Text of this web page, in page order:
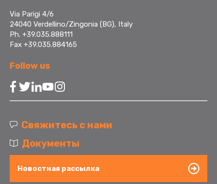
Via Parigi 4/6
24040 Verdellino/Zingonia (BG), Italy
Ph. +39.035.888111
Fax +39.035.884165
Follow us
Свяжитесь с нами
Документы
Новостная рассылка